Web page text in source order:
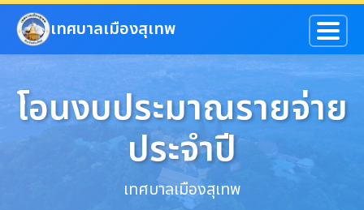
ข้ามไปยังเนื้อหาหลัก
เทศบาลเมืองสุเทพ
โอนงบประมาณรายจ่าย
ประจำปี
เทศบาลเมืองสุเทพ